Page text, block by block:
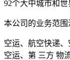
92个大中城市和世
本公司的业务范围
空运、航空快递
空运、第 三方 物